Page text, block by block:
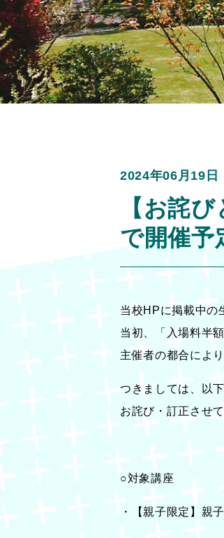
2024年06月19日
【お詫
で開催予
当校HPに掲載中の
当初、「入場料半
主催者の都合によ
つきましては、以
お詫び・訂正させ
○対象講座
・【親子限定】親